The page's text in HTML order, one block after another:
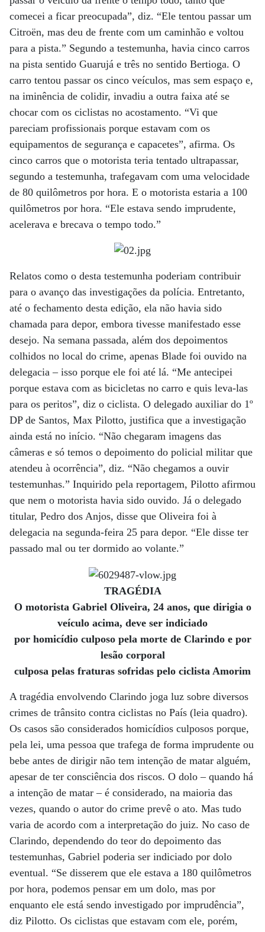
comecei a ficar preocupada”, diz. “Ele tentou passar um
Citroën, mas deu de frente com um caminhão e voltou
para a pista.” Segundo a testemunha, havia cinco carros
na pista sentido Guarujá e três no sentido Bertioga. O
carro tentou passar os cinco veículos, mas sem espaço e,
na iminência de colidir, invadiu a outra faixa até se
chocar com os ciclistas no acostamento. “Vi que
pareciam profissionais porque estavam com os
equipamentos de segurança e capacetes”, afirma. Os
cinco carros que o motorista teria tentado ultrapassar,
segundo a testemunha, trafegavam com uma velocidade
de 80 quilômetros por hora. E o motorista estaria a 100
quilômetros por hora. “Ele estava sendo imprudente,
acelerava e brecava o tempo todo.”
Relatos como o desta testemunha poderiam contribuir
para o avanço das investigações da polícia. Entretanto,
até o fechamento desta edição, ela não havia sido
chamada para depor, embora tivesse manifestado esse
desejo. Na semana passada, além dos depoimentos
colhidos no local do crime, apenas Blade foi ouvido na
delegacia – isso porque ele foi até lá. “Me antecipei
porque estava com as bicicletas no carro e quis leva-las
para os peritos”, diz o ciclista. O delegado auxiliar do 1º
DP de Santos, Max Pilotto, justifica que a investigação
ainda está no início. “Não chegaram imagens das
câmeras e só temos o depoimento do policial militar que
atendeu à ocorrência”, diz. “Não chegamos a ouvir
testemunhas.” Inquirido pela reportagem, Pilotto afirmou
que nem o motorista havia sido ouvido. Já o delegado
titular, Pedro dos Anjos, disse que Oliveira foi à
delegacia na segunda-feira 25 para depor. “Ele disse ter
passado mal ou ter dormido ao volante.”
TRAGÉDIA
O motorista Gabriel Oliveira, 24 anos, que dirigia o
veículo acima, deve ser indiciado
por homicídio culposo pela morte de Clarindo e por
lesão corporal
culposa pelas fraturas sofridas pelo ciclista Amorim
A tragédia envolvendo Clarindo joga luz sobre diversos
crimes de trânsito contra ciclistas no País (leia quadro).
Os casos são considerados homicídios culposos porque,
pela lei, uma pessoa que trafega de forma imprudente ou
bebe antes de dirigir não tem intenção de matar alguém,
apesar de ter consciência dos riscos. O dolo – quando há
a intenção de matar – é considerado, na maioria das
vezes, quando o autor do crime prevê o ato. Mas tudo
varia de acordo com a interpretação do juiz. No caso de
Clarindo, dependendo do teor do depoimento das
testemunhas, Gabriel poderia ser indiciado por dolo
eventual. “Se disserem que ele estava a 180 quilômetros
por hora, podemos pensar em um dolo, mas por
enquanto ele está sendo investigado por imprudência”,
diz Pilotto. Os ciclistas que estavam com ele, porém,